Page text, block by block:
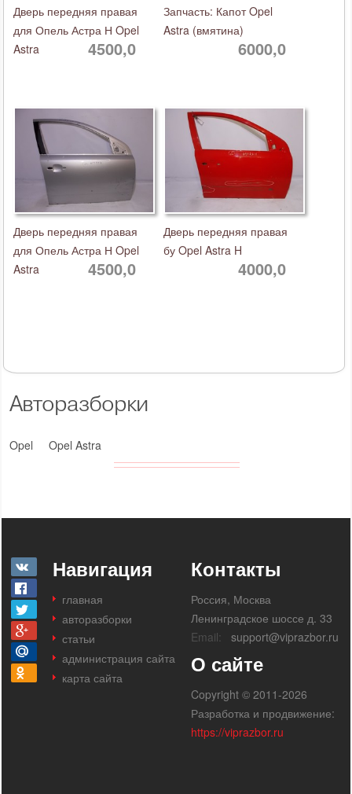
Авторазборки
Opel Opel Astra
Дверь передняя правая
для Опель Астра Н Opel
Astra
4500,0
Запчасть: Капот Opel
Astra (вмятина)
6000,0
Дверь передняя правая
для Опель Астра Н Opel
Astra
4500,0
Дверь передняя правая
бу Opel Astra H
4000,0
Навигация
главная
авторазборки
статьи
администрация сайта
карта сайта
Контакты
Россия, Москва
Ленинградское шоссе д. 33
Email:
support@viprazbor.ru
О сайте
Copyright © 2011-2026
Разработка и продвижение:
https://viprazbor.ru